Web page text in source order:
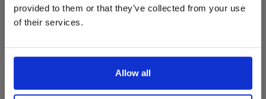
provided to them or that they’ve collected from your use
of their services.
Allow all
HASLEV 800 SERIES
de voorraad strekt!
Liever nieuw bestellen? Ook dan krijgt u een vriendelijke
designmeubel geheel naar wens samen te stellen, met de
mag verwachten.
Kom langs in onze showroom, doe inspiratie op en ontdek de